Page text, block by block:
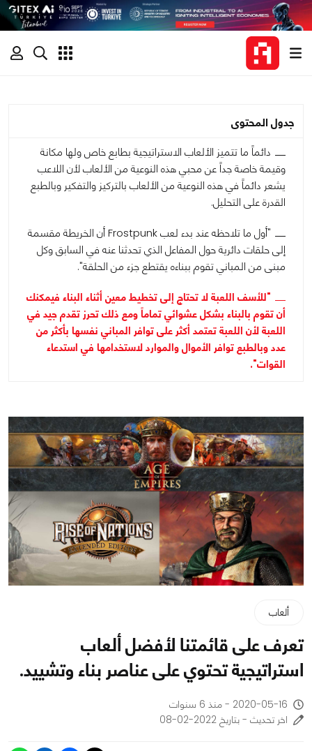
جدول المحتوى
دائماً ما تتميز الألعاب الاستراتيجية بطابع خاص ولها مكانة
وقيمة خاصة جداً عن محبي هذه النوعية من الألعاب لأن اللاعب
يشعر دائماً في هذه النوعية من الألعاب بالتركيز والتفكير وبالطبع
القدرة على التحليل.
"أول ما تلاحظه عند بدء لعب Frostpunk أن الخريطة مقسمة
إلى حلقات دائرية حول المفاعل الذي تحدثنا عنه في السابق وكل
مبنى من المباني تقوم ببناءه يقتطع جزء من الحلقة".
"للأسف اللعبة لا تحتاج إلى تخطيط معين أثناء البناء فيمكنك
أن تقوم بالبناء بشكل عشوائي تماماً ومع ذلك تحرز تقدم جيد في
اللعبة لأن اللعبة تعتمد أكثر على توافر المباني نفسها بأكثر من
عدد وبالطبع توافر الأموال والموارد لاستخدامها في استدعاء
القوات".
ألعاب
تعرف على قائمتنا لأفضل ألعاب
استراتيجية تحتوي على عناصر بناء وتشييد.
2020-05-16 - منذ 6 سنوات
اخر تحديث - بتاريخ 2022-02-08